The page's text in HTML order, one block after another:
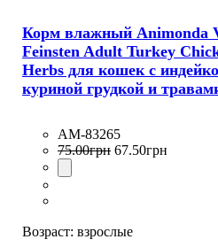
Корм влажный Animonda
Feinsten Adult Turkey
Herbs для кошек с
куриной грудкой и
AM-83265
75.00грн 67.50грн
Возраст: взрослые